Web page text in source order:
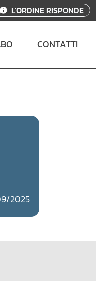
L'ORDINE RISPONDE
CONTATTI
2025